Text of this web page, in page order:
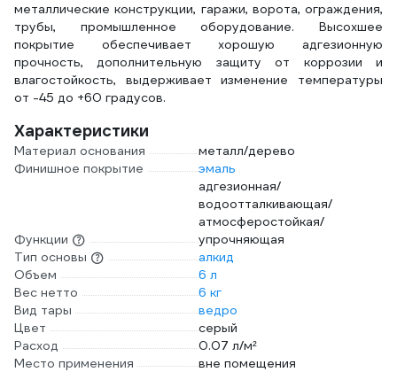
металлические конструкции, гаражи, ворота, ограждения,
трубы, промышленное оборудование. Высохшее
покрытие обеспечивает хорошую адгезионную
прочность, дополнительную защиту от коррозии и
влагостойкость, выдерживает изменение температуры
от -45 до +60 градусов.
Характеристики
Материал основания
металл/дерево
Финишное покрытие
эмаль
Функции
адгезионная/
водоотталкивающая/
атмосферостойкая/
упрочняющая
Тип основы
алкид
Объем
6 л
Вес нетто
6 кг
Вид тары
ведро
Цвет
серый
Расход
0.07 л/м²
Место применения
вне помещения